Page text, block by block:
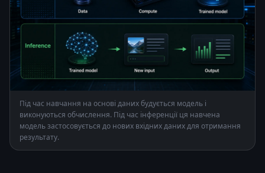
Під час навчання на основі даних будується модель і
виконуються обчислення. Під час інференції ця навчена
модель застосовується до нових вхідних даних для отримання
результату.